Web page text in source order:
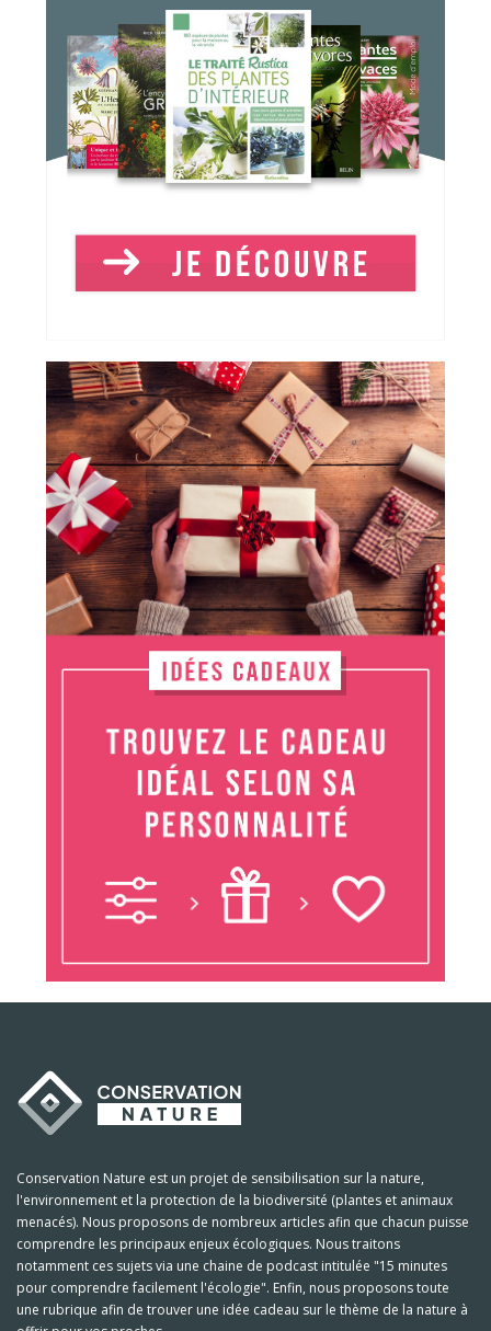
Conservation Nature est un projet de sensibilisation sur la nature,
l'environnement et la protection de la biodiversité (plantes et animaux
menacés). Nous proposons de nombreux articles afin que chacun puisse
comprendre les principaux enjeux écologiques. Nous traitons
notamment ces sujets via une chaine de podcast intitulée "15 minutes
pour comprendre facilement l'écologie". Enfin, nous proposons toute
une rubrique afin de trouver une idée cadeau sur le thème de la nature à